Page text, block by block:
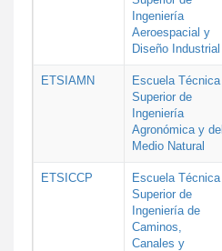
Ingeniería
Aeroespacial y
Diseño Industrial
ETSIAMN
Escuela Técnica
Superior de
Ingeniería
Agronómica y del
Medio Natural
ETSICCP
Escuela Técnica
Superior de
Ingeniería de
Caminos,
Canales y